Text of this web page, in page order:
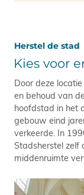
Herstel de stad
Kies voor
Door deze
en behoud van
hoofdstad in het
gebouw eind
verkeerde. In
Stadsherstel zelf
middenruimte